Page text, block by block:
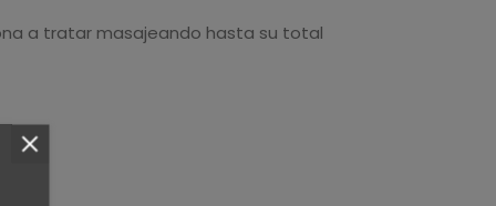
a tratar masajeando hasta su total